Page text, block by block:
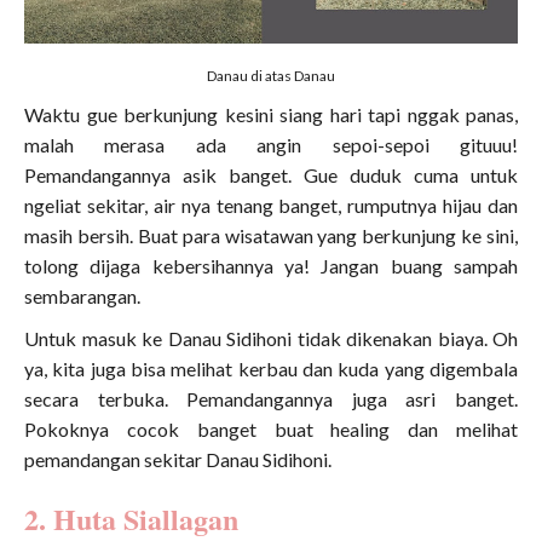
Danau di atas Danau
Waktu gue berkunjung kesini siang hari tapi nggak panas,
malah merasa ada angin sepoi-sepoi gituuu!
Pemandangannya asik banget. Gue duduk cuma untuk
ngeliat sekitar, air nya tenang banget, rumputnya hijau dan
masih bersih. Buat para wisatawan yang berkunjung ke sini,
tolong dijaga kebersihannya ya! Jangan buang sampah
sembarangan.
Untuk masuk ke Danau Sidihoni tidak dikenakan biaya. Oh
ya, kita juga bisa melihat kerbau dan kuda yang digembala
secara terbuka. Pemandangannya juga asri banget.
Pokoknya cocok banget buat healing dan melihat
pemandangan sekitar Danau Sidihoni.
2. Huta Siallagan